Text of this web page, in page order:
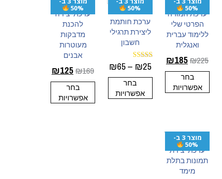
50%
ערכת המורה
הפרטי שלי
ללימוד עברית
ואנגלית
₪225
₪185
בחר
אפשרויות
50%
ערכת חותמת
ליצירת תרגילי
חשבון
דורג
5.00
מתוך 5
₪25
–
₪65
בחר
אפשרויות
50%
ערכת יצירה
להכנת
מדבקות
מעוטרות
אבנים
₪169
₪125
בחר
אפשרויות
מוצר 3 ב-
50%
ערכת יצירת
תמונות בתלת
מימד